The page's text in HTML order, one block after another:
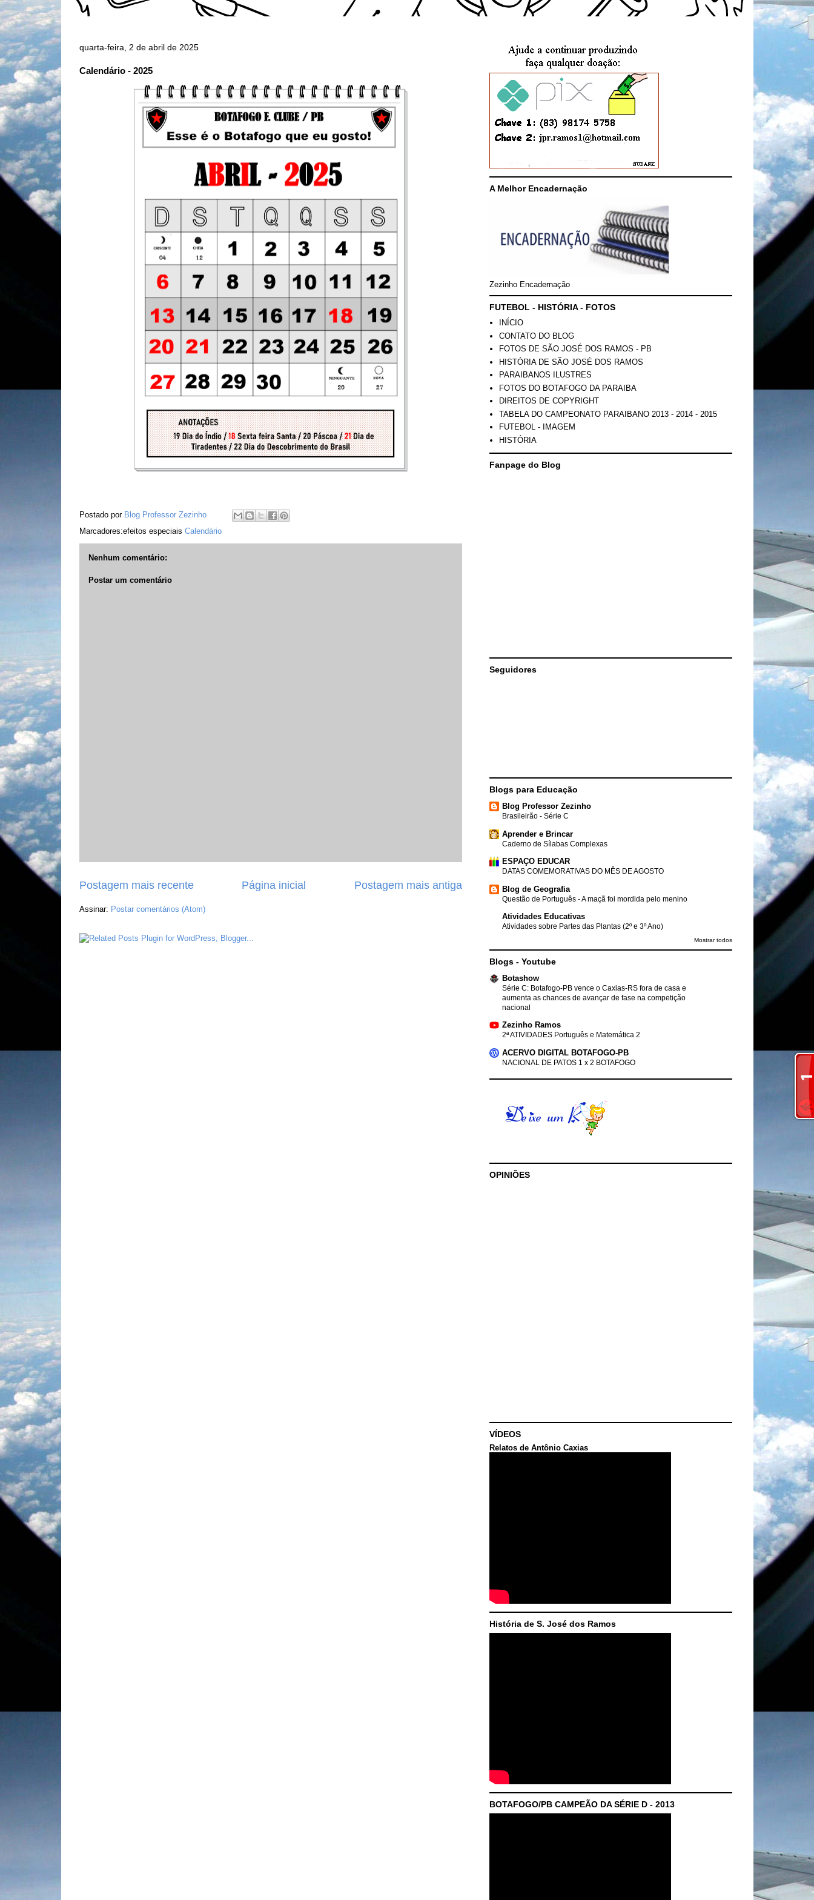
quarta-feira, 2 de abril de 2025
Calendário - 2025
Postado por Blog Professor Zezinho
Marcadores:efeitos especiais Calendário
Nenhum comentário:
Postar um comentário
Postagem mais recente Postagem mais antiga
Página inicial
Assinar: Postar comentários (Atom)
A Melhor Encadernação
Zezinho Encadernação
FUTEBOL - HISTÓRIA - FOTOS
INÍCIO
CONTATO DO BLOG
FOTOS DE SÃO JOSÉ DOS RAMOS - PB
HISTÓRIA DE SÃO JOSÉ DOS RAMOS
PARAIBANOS ILUSTRES
FOTOS DO BOTAFOGO DA PARAIBA
DIREITOS DE COPYRIGHT
TABELA DO CAMPEONATO PARAIBANO 2013 - 2014 - 2015
FUTEBOL - IMAGEM
HISTÓRIA
Fanpage do Blog
Seguidores
Blogs para Educação
Blog Professor Zezinho
Brasileirão - Série C
Aprender e Brincar
Caderno de Sílabas Complexas
ESPAÇO EDUCAR
DATAS COMEMORATIVAS DO MÊS DE AGOSTO
Blog de Geografia
Questão de Português - A maçã foi mordida pelo menino
Atividades Educativas
Atividades sobre Partes das Plantas (2º e 3º Ano)
Mostrar todos
Blogs - Youtube
Botashow
Série C: Botafogo-PB vence o Caxias-RS fora de casa e
aumenta as chances de avançar de fase na competição
nacional
Zezinho Ramos
2ª ATIVIDADES Português e Matemática 2
ACERVO DIGITAL BOTAFOGO-PB
NACIONAL DE PATOS 1 x 2 BOTAFOGO
OPINIÕES
VÍDEOS
Relatos de Antônio Caxias
História de S. José dos Ramos
BOTAFOGO/PB CAMPEÃO DA SÉRIE D - 2013